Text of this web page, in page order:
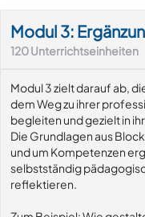
Modul 3:
120Unterrichtseinheiten
Modul 3 zielt darauf ab,
dem Weg zu ihrer
begleiten und gezielt in
Die Grundlagen aus
und um Kompetenzen
selbstständig
reflektieren.